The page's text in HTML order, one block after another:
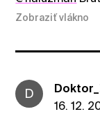
Zobraziť vlákno
D
16. 12.